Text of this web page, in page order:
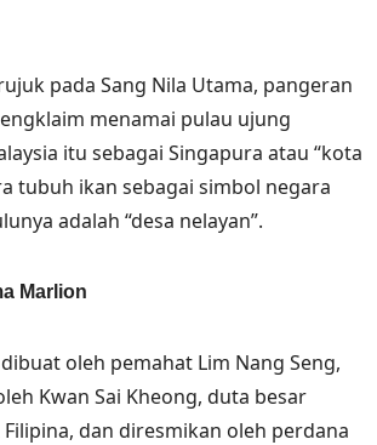
pada Sang Nila Utama, pangeran
menamai pulau ujung
itu sebagai Singapura atau “kota
tubuh ikan sebagai simbol negara
adalah “desa nelayan”.
Marlion
oleh pemahat Lim Nang Seng,
Kwan Sai Kheong, duta besar
dan diresmikan oleh perdana